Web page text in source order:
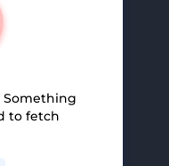
Something
to fetch